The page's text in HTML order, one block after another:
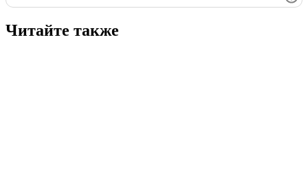
Читайте также